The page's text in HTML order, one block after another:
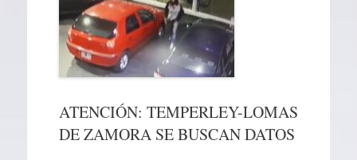
ATENCIÓN: TEMPERLEY-LOMAS
DE ZAMORA SE BUSCAN DATOS